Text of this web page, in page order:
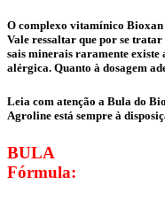
O complexo vitamínico
Vale ressaltar que por se tratar
sais minerais raramente existe
alérgica. Quanto à dosagem
Leia com atenção a Bula do
Agroline está sempre à
BULA
Fórmula: